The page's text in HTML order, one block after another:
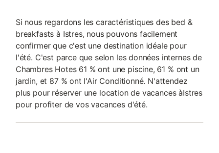
Si nous regardons les caractéristiques des bed &
breakfasts à Istres, nous pouvons facilement
confirmer que c'est une destination idéale pour
l'été. C'est parce que selon les données internes de
Chambres Hotes 61 % ont une piscine, 61 % ont un
jardin, et 87 % ont l'Air Conditionné. N'attendez
plus pour réserver une location de vacances àIstres
pour profiter de vos vacances d'été.